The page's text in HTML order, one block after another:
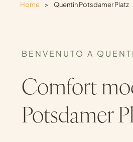
Home > Quentin Potsdamer Platz
Comfort
Potsdamer
BENVENUTO A